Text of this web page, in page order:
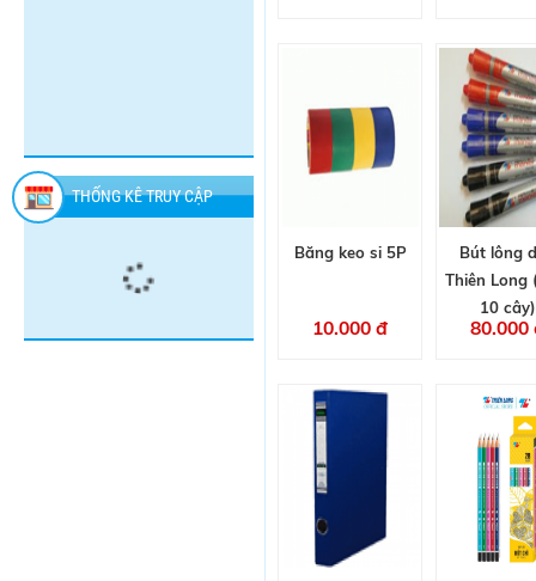
CHAI
THỐNG KÊ TRUY CẬP
Băng keo si 5P
10.000 đ
Bút lông
Thiên Long
10 cây)
80.000